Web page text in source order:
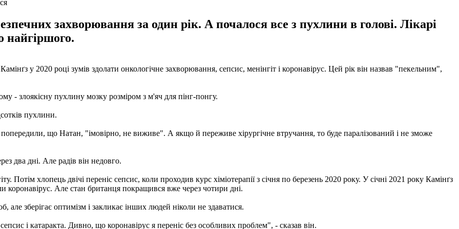
захворювання за один рік. А почалося все з пухлини в голові. Лікарі
найгіршого.
у 2020 році зумів здолати онкологічне захворювання, сепсис, менінгіт і коронавірус. Цей рік він назвав "пекельним",
- злоякісну пухлину мозку розміром з м'яч для пінг-понгу.
пухлини.
що Натан, "імовірно, не виживе". А якщо й переживе хірургічне втручання, то буде паралізований і не зможе
два дні. Але радів він недовго.
Потім хлопець двічі переніс сепсис, коли проходив курс хіміотерапії з січня по березень 2020 року. У січні 2021 року Камінґз
коронавірус. Але стан британця покращився вже через чотири дні.
але зберігає оптимізм і закликає інших людей ніколи не здаватися.
і катаракта. Дивно, що коронавірус я переніс без особливих проблем", - сказав він.